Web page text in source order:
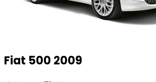
Fiat 500 2009